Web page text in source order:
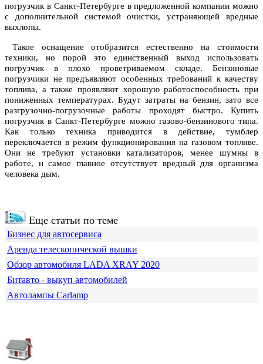
погрузчик в Санкт-Петербурге в предложенной компании можно
с дополнительной системой очистки, устраняющей вредные
выхлопы.
Такое оснащение отобразится естественно на стоимости
техники, но порой это единственный выход использовать
погрузчик в плохо проветриваемом складе. Бензиновые
погрузчики не предъявляют особенных требований к качеству
топлива, а также проявляют хорошую работоспособность при
пониженных температурах. Будут затраты на бензин, зато все
разгрузочно-погрузочные работы проходят быстро. Купить
погрузчик в Санкт-Петербурге можно газово-бензинового типа.
Как только техника приводится в действие, тумблер
переключается в режим функционирования на газовом топливе.
Они не требуют установки катализаторов, менее шумны в
работе, н самое главное отсутствует вредный для организма
человека дым.
Еще статьи по теме
Бизнес для автосервиса
Аренда телескопической вышки
Обзор автомобиля LADA XRAY 2020
Битавто - выкуп автомобилей
Автолампы Carlamp